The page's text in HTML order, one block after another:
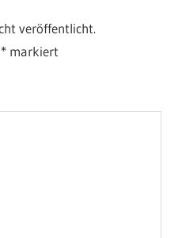
veröffentlicht.
* markiert